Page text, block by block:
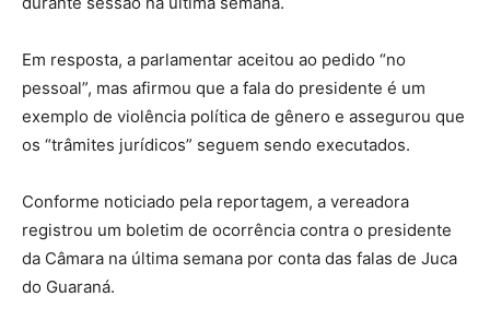
Em resposta, a parlamentar aceitou ao pedido “no
pessoal”, mas afirmou que a fala do presidente é um
exemplo de violência política de gênero e assegurou que
os “trâmites jurídicos” seguem sendo executados.
Conforme noticiado pela reportagem, a vereadora
registrou um boletim de ocorrência contra o presidente
da Câmara na última semana por conta das falas de Juca
do Guaraná.